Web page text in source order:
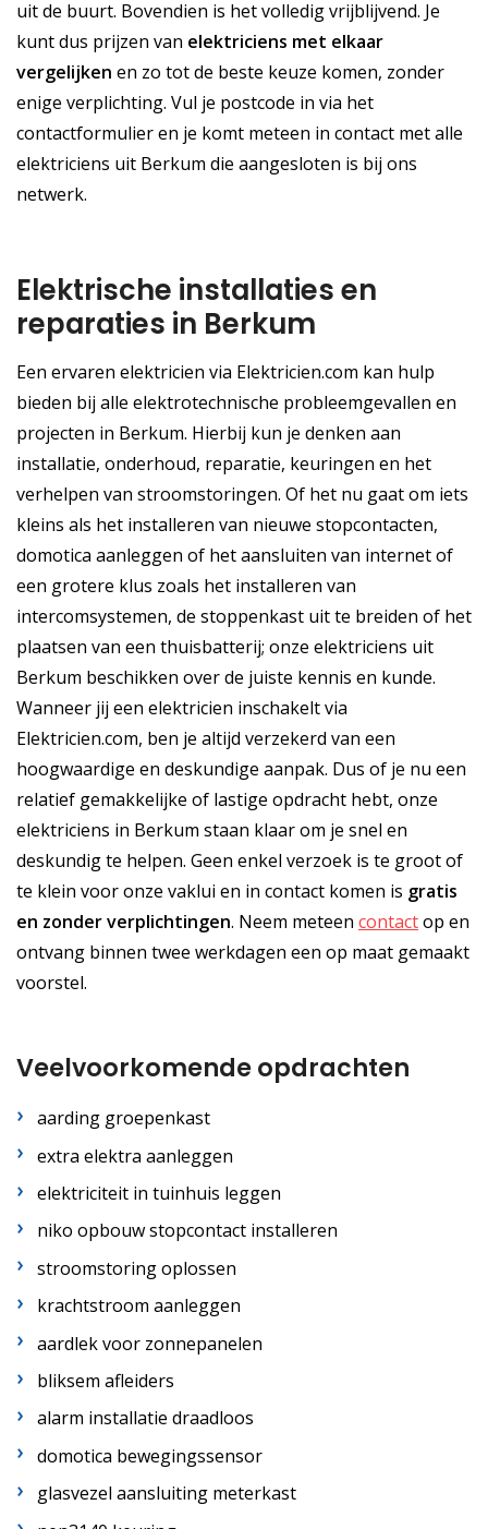
uit de buurt. Bovendien is het volledig vrijblijvend. Je
kunt dus prijzen van elektriciens met elkaar
vergelijken en zo tot de beste keuze komen, zonder
enige verplichting. Vul je postcode in via het
contactformulier en je komt meteen in contact met alle
elektriciens uit Berkum die aangesloten is bij ons
netwerk.
Elektrische installaties en
reparaties in Berkum
Een ervaren elektricien via Elektricien.com kan hulp
bieden bij alle elektrotechnische probleemgevallen en
projecten in Berkum. Hierbij kun je denken aan
installatie, onderhoud, reparatie, keuringen en het
verhelpen van stroomstoringen. Of het nu gaat om iets
kleins als het installeren van nieuwe stopcontacten,
domotica aanleggen of het aansluiten van internet of
een grotere klus zoals het installeren van
intercomsystemen, de stoppenkast uit te breiden of het
plaatsen van een thuisbatterij; onze elektriciens uit
Berkum beschikken over de juiste kennis en kunde.
Wanneer jij een elektricien inschakelt via
Elektricien.com, ben je altijd verzekerd van een
hoogwaardige en deskundige aanpak. Dus of je nu een
relatief gemakkelijke of lastige opdracht hebt, onze
elektriciens in Berkum staan klaar om je snel en
deskundig te helpen. Geen enkel verzoek is te groot of
te klein voor onze vaklui en in contact komen is gratis
en zonder verplichtingen. Neem meteen contactop en
ontvang binnen twee werkdagen een op maat gemaakt
voorstel.
Veelvoorkomende opdrachten
aarding groepenkast
extra elektra aanleggen
elektriciteit in tuinhuis leggen
niko opbouw stopcontact installeren
stroomstoring oplossen
krachtstroom aanleggen
aardlek voor zonnepanelen
bliksem afleiders
alarm installatie draadloos
domotica bewegingssensor
glasvezel aansluiting meterkast